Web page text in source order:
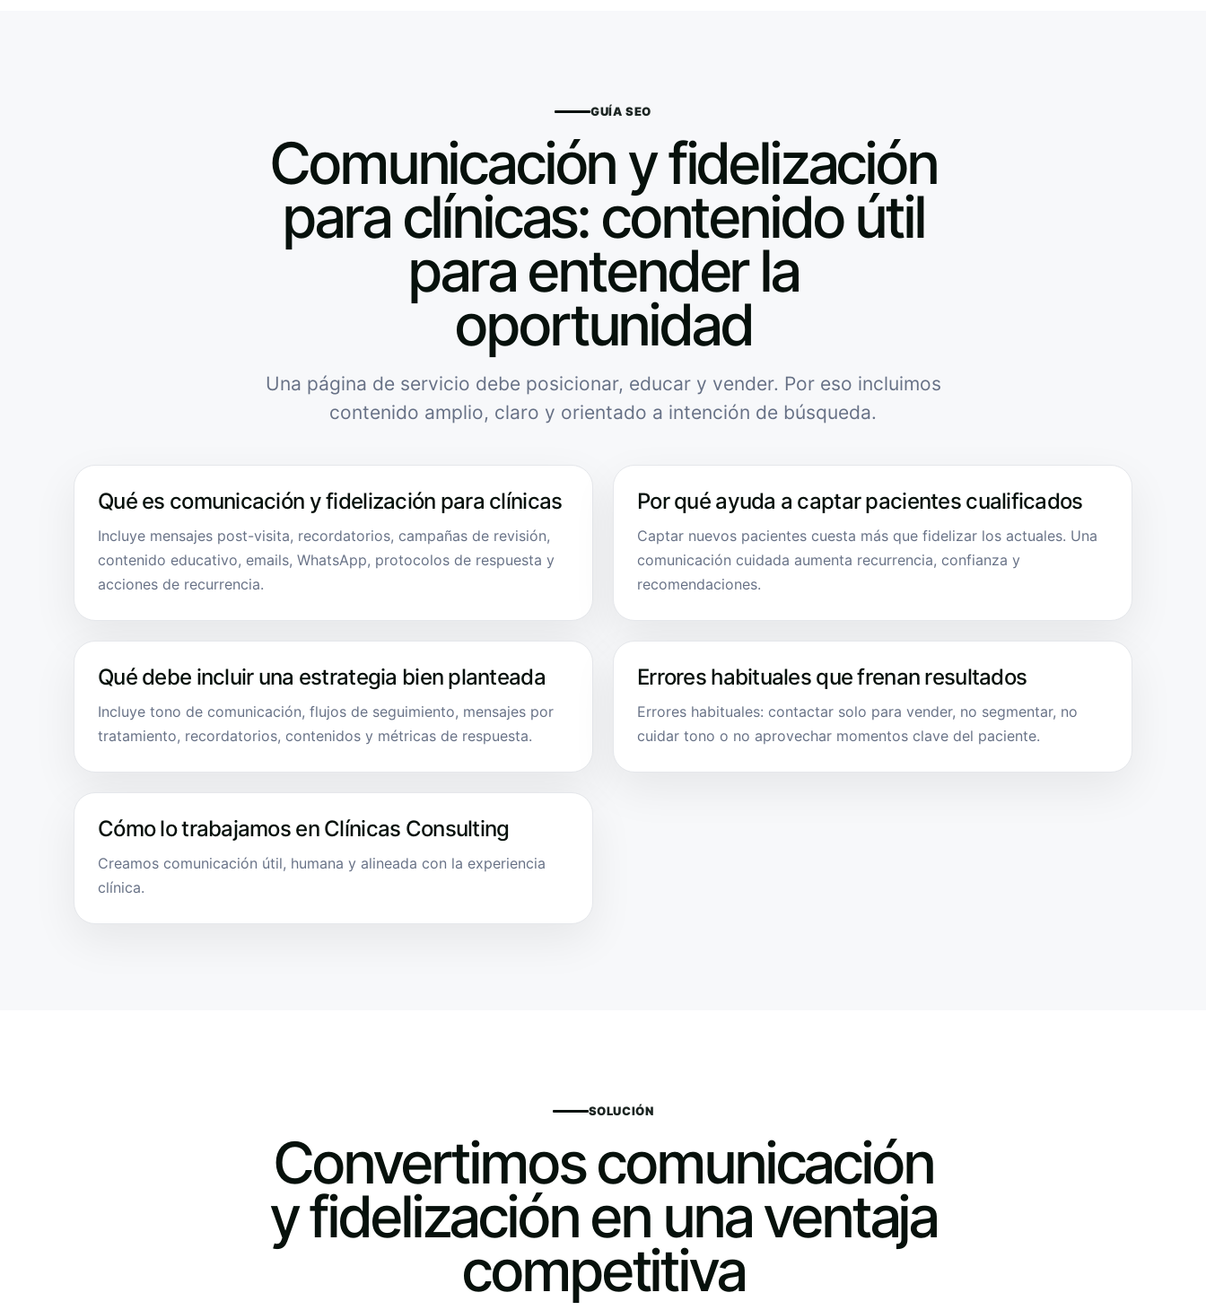
GUÍA SEO
Comunicación y fidelización
para clínicas: contenido útil
para entender la
oportunidad
Una página de servicio debe posicionar, educar y vender. Por eso incluimos
contenido amplio, claro y orientado a intención de búsqueda.
Qué es comunicación y fidelización para clínicas
Incluye mensajes post-visita, recordatorios, campañas de revisión,
contenido educativo, emails, WhatsApp, protocolos de respuesta y
acciones de recurrencia.
Por qué ayuda a captar pacientes cualificados
Captar nuevos pacientes cuesta más que fidelizar los actuales. Una
comunicación cuidada aumenta recurrencia, confianza y
recomendaciones.
Qué debe incluir una estrategia bien planteada
Incluye tono de comunicación, flujos de seguimiento, mensajes por
tratamiento, recordatorios, contenidos y métricas de respuesta.
Errores habituales que frenan resultados
Errores habituales: contactar solo para vender, no segmentar, no
cuidar tono o no aprovechar momentos clave del paciente.
Cómo lo trabajamos en Clínicas Consulting
Creamos comunicación útil, humana y alineada con la experiencia
clínica.
SOLUCIÓN
Convertimos comunicación
y fidelización en una ventaja
competitiva